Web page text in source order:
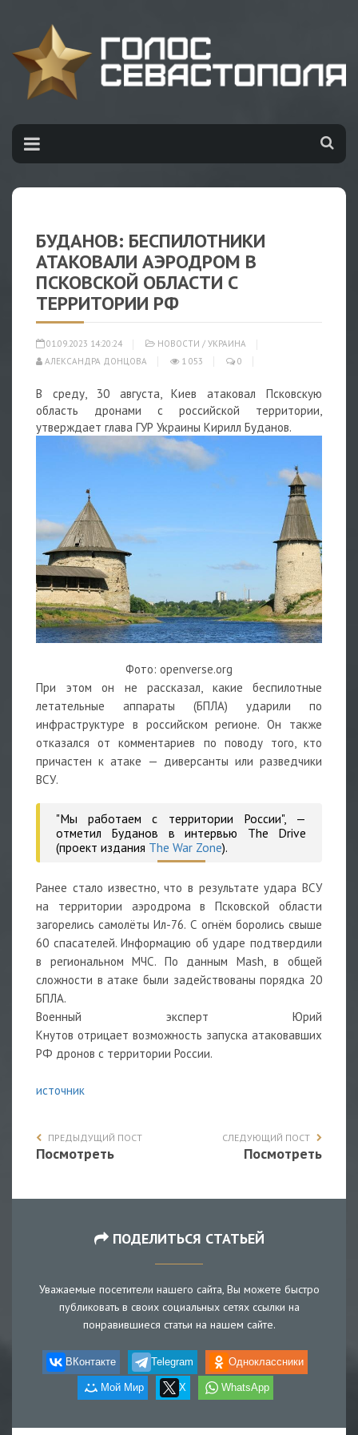
БУДАНОВ: БЕСПИЛОТНИКИ
АТАКОВАЛИ АЭРОДРОМ В
ПСКОВСКОЙ ОБЛАСТИ С
ТЕРРИТОРИИ РФ
01.09.2023 14:20:24 НОВОСТИ / УКРАИНА
АЛЕКСАНДРА ДОНЦОВА
1 053 0
В среду, 30 августа, Киев атаковал Псковскую
область дронами с российской территории,
утверждает глава ГУР Украины Кирилл Буданов.
Фото: openverse.org
При этом он не рассказал, какие
беспилотные
летательные аппараты
(БПЛА) ударили по
инфраструктуре в российском регионе. Он также
отказался от комментариев по поводу того, кто
причастен к атаке — диверсанты или разведчики
ВСУ.
"Мы работаем с территории России", —
отметил Буданов в интервью The Drive
(проект издания The War Zone).
Ранее стало известно, что в результате удара ВСУ
на территории аэродрома в Псковской области
загорелись самолёты Ил-76. С огнём боролись свыше
60 спасателей. Информацию об ударе подтвердили
в региональном МЧС. По данным Mash, в общей
сложности в атаке были задействованы порядка 20
БПЛА.
Военный эксперт
Юрий
Кнутов отрицает возможность запуска атаковавших
РФ дронов с территории России.
источник
ПРЕДЫДУЩИЙ ПОСТ
Посмотреть
СЛЕДУЮЩИЙ ПОСТ
Посмотреть
ПОДЕЛИТЬСЯ СТАТЬЕЙ
Уважаемые посетители нашего сайта, Вы можете быстро
публиковать в своих социальных сетях ссылки на
понравившиеся статьи на нашем сайте.
ВКонтакте Telegram Одноклассники
Мой Мир X WhatsApp